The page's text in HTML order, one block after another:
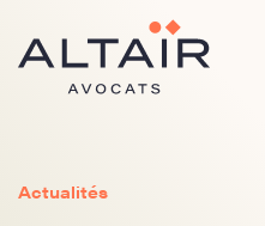
Actualités